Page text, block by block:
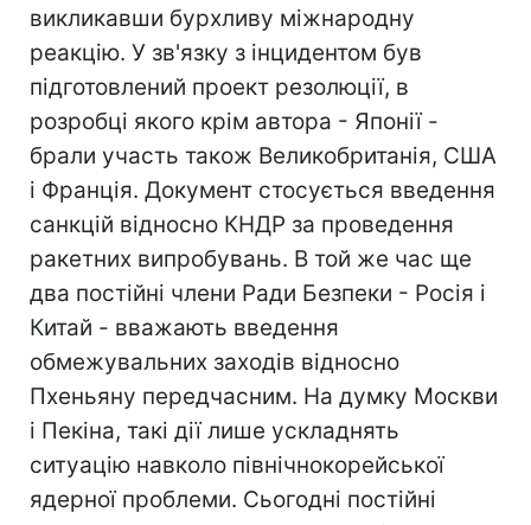
викликавши бурхливу міжнародну
реакцію. У зв'язку з інцидентом був
підготовлений проект резолюції, в
розробці якого крім автора - Японії -
брали участь також Великобританія, США
і Франція. Документ стосується введення
санкцій відносно КНДР за проведення
ракетних випробувань. В той же час ще
два постійні члени Ради Безпеки - Росія і
Китай - вважають введення
обмежувальних заходів відносно
Пхеньяну передчасним. На думку Москви
і Пекіна, такі дії лише ускладнять
ситуацію навколо північнокорейської
ядерної проблеми. Сьогодні постійні